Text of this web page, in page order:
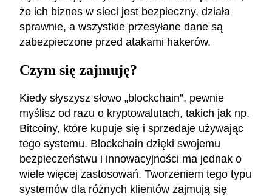
że ich biznes w sieci jest bezpieczny, działa
sprawnie, a wszystkie przesyłane dane są
zabezpieczone przed atakami hakerów.
Czym się zajmuję?
Kiedy słyszysz słowo „blockchain”, pewnie
myślisz od razu o kryptowalutach, takich jak np.
Bitcoiny, które kupuje się i sprzedaje używając
tego systemu. Blockchain dzięki swojemu
bezpieczeństwu i innowacyjności ma jednak o
wiele więcej zastosowań. Tworzeniem tego typu
systemów dla różnych klientów zajmują się